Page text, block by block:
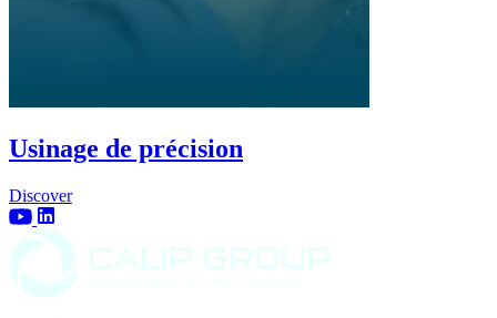
Usinage de précision
Discover